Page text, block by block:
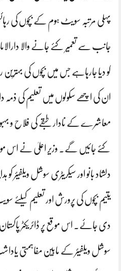
پہلی مرتبہ سویٹ ہوم کے بچوں کی
جانب سے تعمیر کئے جانے والا
کو دیا جارہاہے جس میں بچوں کی بہترین
ان کی اچھے سکولوں میں تعلیم کی ذمہ
معاشرے کے نادار طبقے کی فلاح و بہبو
کئے جائیں گے۔ وزیر اعلیٰ نے اس موقع
دلشاد بانو اور سیکریٹری سوشل ویلفیئر
یتیم بچوں کی پرورش اور تعلیم
دی جائے۔ اس موقع پر ڈائریکٹر
سوشل ویلفیئر کے مابین مفاہمتی